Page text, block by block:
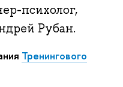
психолог,
Рубан.
Тренингового